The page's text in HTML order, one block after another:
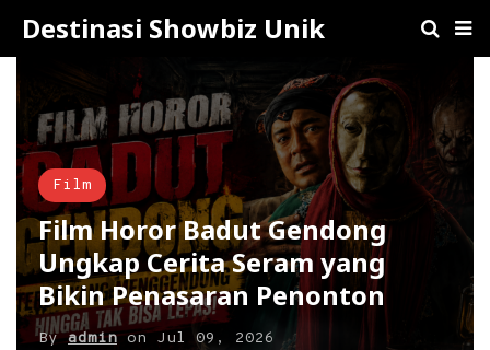
Destinasi Showbiz Unik
Film
Film Horor Badut Gendong
Ungkap Cerita Seram yang
Bikin Penasaran Penonton
Byadminon Jul 09, 2026